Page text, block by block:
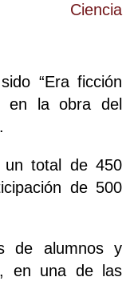
Ciencia
“Era ficción
en la obra del
un total de 450
de 500
de alumnos y
en una de las